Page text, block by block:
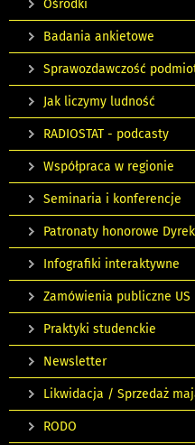
Ośrodki
Badania ankietowe
Sprawozdawczość
Jak liczymy ludność
RADIOSTAT - podcasty
Współpraca w regionie
Seminaria i konferencje
Patronaty honorowe
Infografiki interaktywne
Zamówienia publiczne US
Praktyki studenckie
Newsletter
Likwidacja / Sprzedaż
RODO